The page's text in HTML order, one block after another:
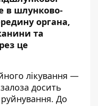
в шлунково-
органа,
та
це
лікування —
досить
До